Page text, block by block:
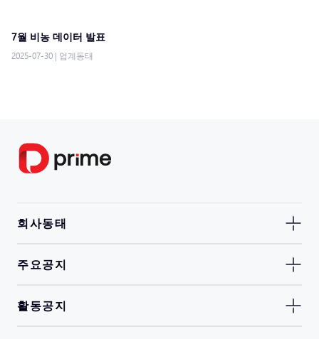
7월 비농 데이터 발표
2025-07-30 | 업계동태
회사동태
주요공지
활동공지